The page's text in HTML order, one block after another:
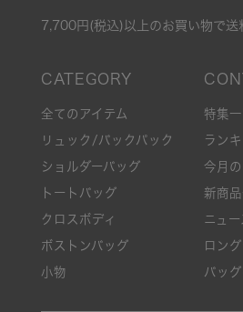
7,700円(税込)以上のお買い物で送
全てのアイテム
リュック/バックパック
ショルダーバッグ
トートバッグ
クロスボディ
ボストンバッグ
小物
特集
ラン
今月
新商
ニュ
ロン
バッ